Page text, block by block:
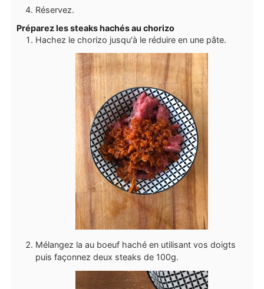
Réservez.
Préparez les steaks hachés au chorizo
Hachez le chorizo jusqu'à le réduire en une pâte.
Mélangez la au boeuf haché en utilisant vos doigts
puis façonnez deux steaks de 100g.